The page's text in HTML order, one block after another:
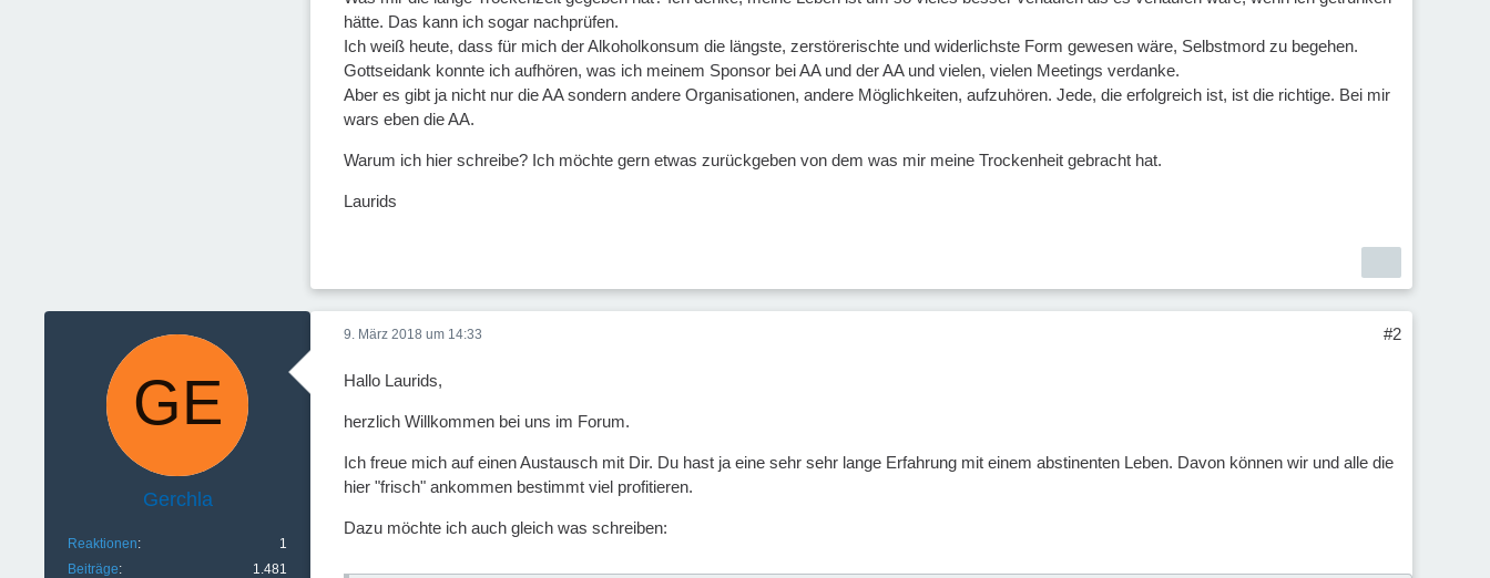
hätte. Das kann ich sogar nachprüfen.
Ich weiß heute, dass für mich der Alkoholkonsum die längste, zerstörerischte und widerlichste Form gewesen wäre, Selbstmord zu begehen.
Gottseidank konnte ich aufhören, was ich meinem Sponsor bei AA und der AA und vielen, vielen Meetings verdanke.
Aber es gibt ja nicht nur die AA sondern andere Organisationen, andere Möglichkeiten, aufzuhören. Jede, die erfolgreich ist, ist die richtige. Bei mir
wars eben die AA.
Warum ich hier schreibe? Ich möchte gern etwas zurückgeben von dem was mir meine Trockenheit gebracht hat.
Laurids
Gerchla
Reaktionen
1
Beiträge
1.481
9. März 2018 um 14:33 #2
Hallo Laurids,
herzlich Willkommen bei uns im Forum.
Ich freue mich auf einen Austausch mit Dir. Du hast ja eine sehr sehr lange Erfahrung mit einem abstinenten Leben. Davon können wir und alle die
hier "frisch" ankommen bestimmt viel profitieren.
Dazu möchte ich auch gleich was schreiben: